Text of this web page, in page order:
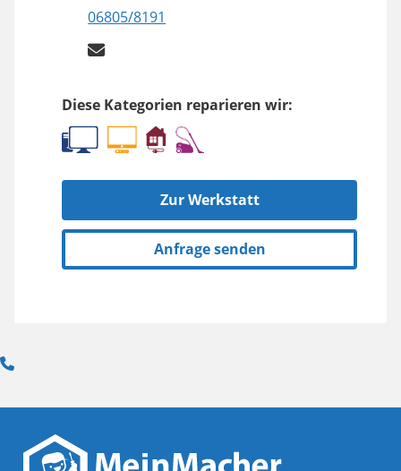
06805/8191
Diese Kategorien reparieren wir:
Zur Werkstatt
Anfrage senden